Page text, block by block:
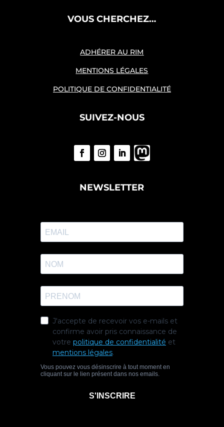
VOUS CHERCHEZ…
ADHÉRER AU RIM
MENTIONS LÉGALES
POLITIQUE DE CONFIDENTIALITÉ
SUIVEZ-NOUS
NEWSLETTER